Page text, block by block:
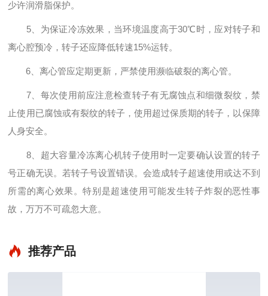
少许润滑脂保护。
5、为保证冷冻效果，当环境温度高于30℃时，应对转子和
离心腔预冷，转子还应降低转速15%运转。
6、离心管应定期更新，严禁使用濒临破裂的离心管。
7、每次使用前应注意检查转子有无腐蚀点和细微裂纹，禁
止使用已腐蚀或有裂纹的转子，使用超过保质期的转子，以保障
人身安全。
8、超大容量冷冻离心机转子使用时一定要确认设置的转子
号正确无误。若转子号设置错误。会造成转子超速使用或达不到
所需的离心效果。特别是超速使用可能发生转子炸裂的恶性事
故，万万不可疏忽大意。
推荐产品